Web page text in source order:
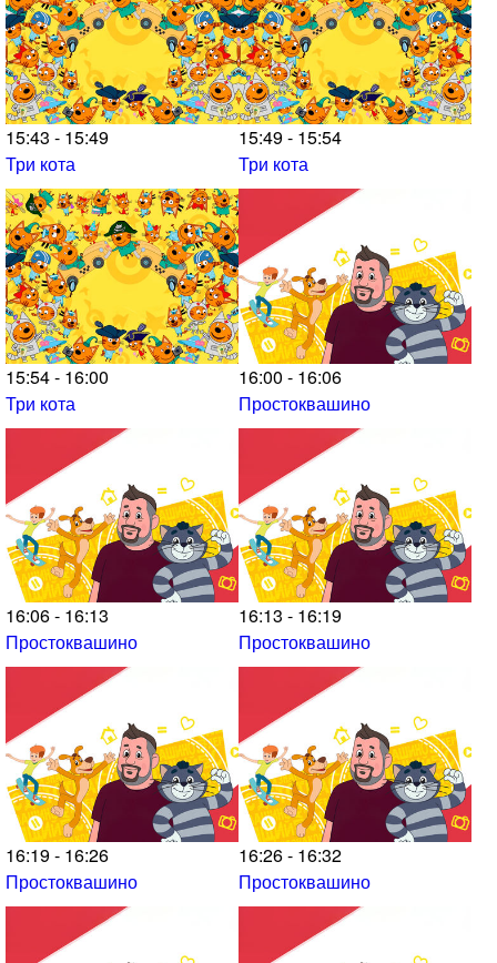
15:43 - 15:49
Три кота
15:49 - 15:54
Три кота
15:54 - 16:00
Три кота
16:00 - 16:06
Простоквашино
16:06 - 16:13
Простоквашино
16:13 - 16:19
Простоквашино
16:19 - 16:26
Простоквашино
16:26 - 16:32
Простоквашино